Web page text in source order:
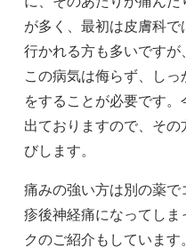
が多く、最初は皮膚科
行かれる方も多いですが
この病気は侮らず、し
をすることが必要です
出ておりますので、そ
びします。
痛みの強い方は別の薬
疹後神経痛になってしま
クのご紹介もしていま